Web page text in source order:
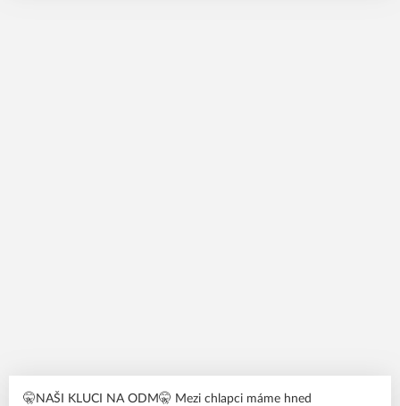
🤫NAŠI KLUCI NA ODM🤫 Mezi chlapci máme hned